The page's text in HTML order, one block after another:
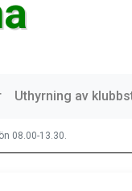
Uthyrning av
08.00-13.30.